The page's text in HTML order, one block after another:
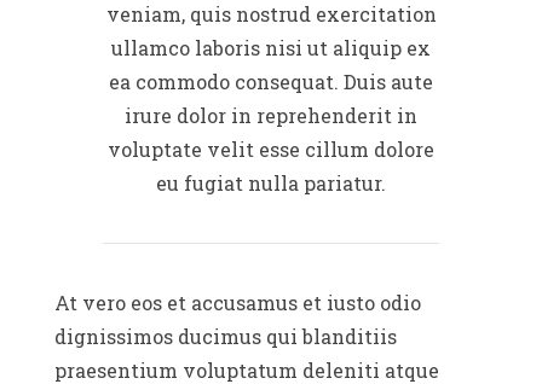
veniam, quis nostrud exercitation
ullamco laboris nisi ut aliquip ex
ea commodo consequat. Duis aute
irure dolor in reprehenderit in
voluptate velit esse cillum dolore
eu fugiat nulla pariatur.
At vero eos et accusamus et iusto odio
dignissimos ducimus qui blanditiis
praesentium voluptatum deleniti atque